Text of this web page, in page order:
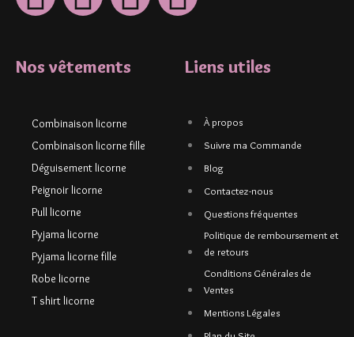
Nos vêtements
Combinaison licorne
Combinaison licorne fille
Déguisement licorne
Peignoir licorne
Pull licorne
Pyjama licorne
Pyjama licorne fille
Robe licorne
T shirt licorne
Liens utiles
À propos
Suivre ma Commande
Blog
Contactez-nous
Questions fréquentes
Politique de remboursement et
de retours
Conditions Générales de
Ventes
Mentions Légales